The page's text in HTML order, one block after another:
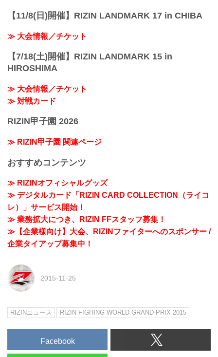
【11/8(日)開催】RIZIN LANDMARK 17 in CHIBA
≫ 大会情報／チケット
【7/18(土)開催】RIZIN LANDMARK 15 in
HIROSHIMA
≫ 大会情報／チケット
≫ 対戦カード
RIZIN甲子園 2026
≫ RIZIN甲子園 関連ページ
おすすめコンテンツ
≫ RIZINオフィシャルグッズ
≫ デジタルカード「RIZIN CARD COLLECTION（ライコ
レ）」サービス開始！
≫ 業務拡大につき、RIZIN FFスタッフ募集！
≫【企業様向け】大会、RIZINファイターへのスポンサー /
企業タイアップ募集中！
2015-11-25
RIZINニュース RIZIN FIGHING WORLD GRAND-PRIX 2015
Facebook